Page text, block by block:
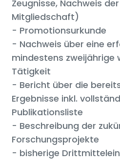
Zeugnisse, Nachweis
Mitgliedschaft)
- Promotionsurkunde
- Nachweis über eine
mindestens zweijährige
Tätigkeit
- Bericht über die
Ergebnisse inkl.
Publikationsliste
- Beschreibung der
Forschungsprojekte
- bisherige